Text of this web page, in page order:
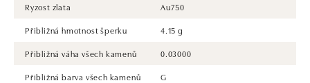
Ryzost zlata
Au750
Přibližná hmotnost šperku
4.15 g
Přibližná váha všech kamenů
0.03000
Přibližná barva všech kamenů
G